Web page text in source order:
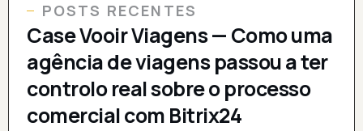
POSTS RECENTES
Case Vooir Viagens — Como uma
agência de viagens passou a ter
controlo real sobre o processo
comercial com Bitrix24